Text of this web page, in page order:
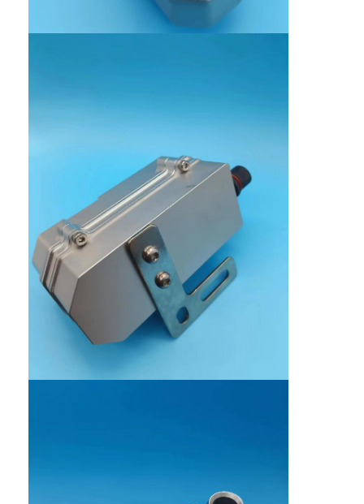
کارخانه تور